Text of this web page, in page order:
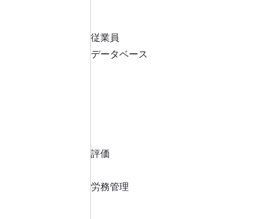
従業員
データベース
評価
労務管理